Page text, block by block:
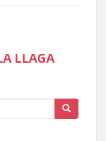
LLAGA